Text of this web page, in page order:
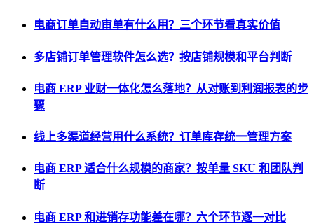
电商订单自动审单有什么用？三个环节看真实价值
多店铺订单管理软件怎么选？按店铺规模和平台判断
电商 ERP 业财一体化怎么落地？从对账到利润报表的步
骤
线上多渠道经营用什么系统？订单库存统一管理方案
电商 ERP 适合什么规模的商家？按单量 SKU 和团队判
断
电商 ERP 和进销存功能差在哪？六个环节逐一对比